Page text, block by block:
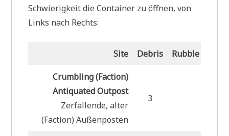
Schwierigkeit die Container zu öffnen, von
Links nach Rechts:
Site Debris Rubble
Crumbling (Faction)
Antiquated Outpost
Zerfallende, alter
(Faction) Außenposten
3